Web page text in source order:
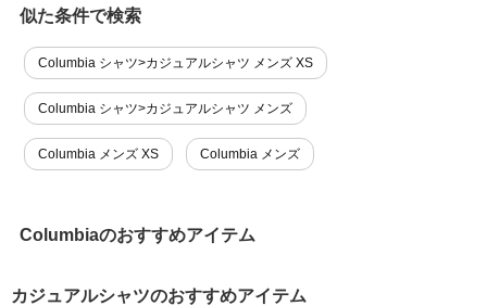
似た条件で検索
Columbia シャツ>カジュアルシャツ メンズ XS
Columbia シャツ>カジュアルシャツ メンズ
Columbia メンズ XS Columbia メンズ
Columbiaのおすすめアイテム
カジュアルシャツのおすすめアイテム